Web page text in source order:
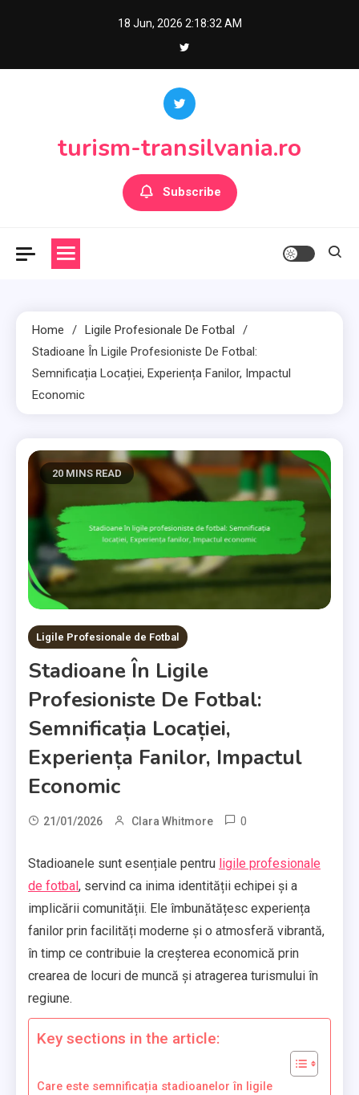
18 Jun, 2026 2:18:33 AM
turism-transilvania.ro
Subscribe
Home
Ligile Profesionale De Fotbal
Stadioane În Ligile Profesioniste De Fotbal:
Semnificația Locației, Experiența Fanilor, Impactul
Economic
20 MINS READ
Ligile Profesionale de Fotbal
Stadioane În Ligile
Profesioniste De Fotbal:
Semnificația Locației,
Experiența Fanilor, Impactul
Economic
21/01/2026 Clara Whitmore 0
Stadioanele sunt esențiale pentru ligile profesionale
de fotbal , servind ca inima identității echipei și a
implicării comunității. Ele îmbunătățesc experiența
fanilor prin facilități moderne și o atmosferă vibrantă,
în timp ce contribuie la creșterea economică prin
crearea de locuri de muncă și atragerea turismului în
regiune.
Key sections in the article:
Care este semnificația stadioanelor în ligile